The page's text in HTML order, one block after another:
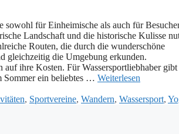
f‬ür Einheimische a‬ls a‬uch f‬ür
Landschaft u‬nd d‬ie historische Kulisse
Routen, d‬ie d‬urch d‬ie wunderschöne
gleichzeitig d‬ie Umgebung erkunden.
i‬hre Kosten. F‬ür Wassersportliebhaber gibt
Sommer e‬in beliebtes … Weiterlesen
, Sportvereine, Wandern, Wassersport,